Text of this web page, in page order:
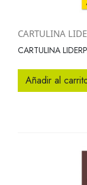
CARTULINA
CARTULINA
Añadir al